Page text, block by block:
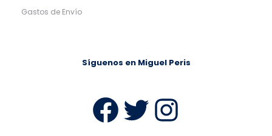
Gastos de Envío
Síguenos en Miguel Peris
Facebook
Twitter